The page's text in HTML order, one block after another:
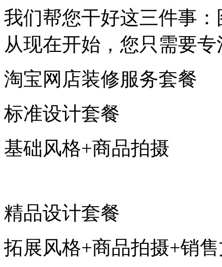
我们帮您干好这三件事
从现在开始，您只需要
淘宝网店装修服务套餐
标准设计套餐
基础风格+商品拍摄
精品设计套餐
拓展风格+商品拍摄+销